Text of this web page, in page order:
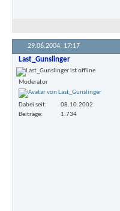
29.06.2004, 17:17
Last_Gunslinger
Moderator
Dabei seit
08.10.2002
Beiträge
1.734